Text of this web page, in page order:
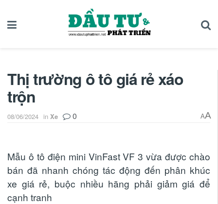
Thị trường ô tô giá rẻ xáo
trộn
08/06/2024 in Xe 0 AA
Mẫu ô tô điện mini VinFast VF 3 vừa được chào
bán đã nhanh chóng tác động đến phân khúc
xe giá rẻ, buộc nhiều hãng phải giảm giá để
cạnh tranh